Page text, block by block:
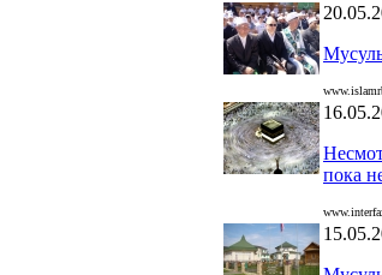
пока